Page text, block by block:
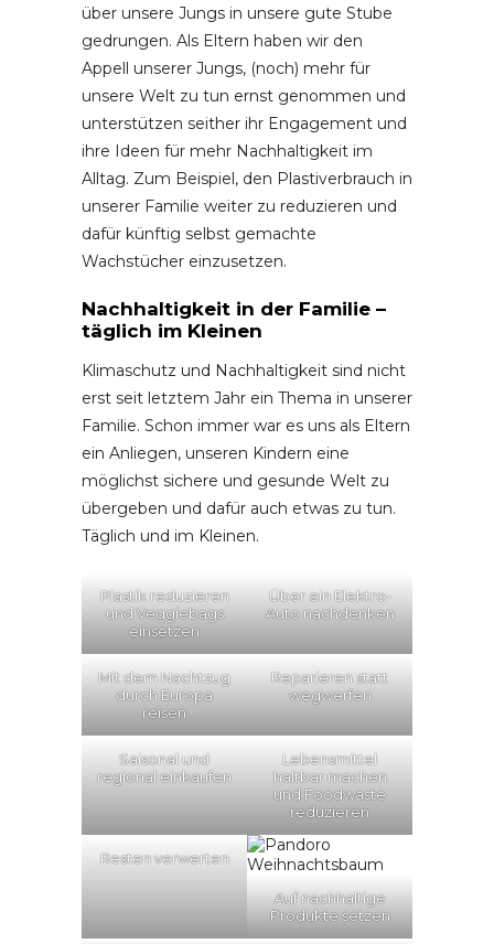
über unsere Jungs in unsere gute Stube
gedrungen. Als Eltern haben wir den
Appell unserer Jungs, (noch) mehr für
unsere Welt zu tun ernst genommen und
unterstützen seither ihr Engagement und
ihre Ideen für mehr Nachhaltigkeit im
Alltag. Zum Beispiel, den Plastiverbrauch in
unserer Familie weiter zu reduzieren und
dafür künftig selbst gemachte
Wachstücher einzusetzen.
Nachhaltigkeit in der Familie –
täglich im Kleinen
Klimaschutz und Nachhaltigkeit sind nicht
erst seit letztem Jahr ein Thema in unserer
Familie. Schon immer war es uns als Eltern
ein Anliegen, unseren Kindern eine
möglichst sichere und gesunde Welt zu
übergeben und dafür auch etwas zu tun.
Täglich und im Kleinen.
Plastik reduzieren
und Veggiebags
einsetzen
Über ein Elektro-
Auto nachdenken
Mit dem Nachtzug
durch Europa
reisen
Reparieren statt
wegwerfen
Saisonal und
regional einkaufen
Lebensmittel
haltbar machen
und Foodwaste
reduzieren
Resten verwerten
Auf nachhaltige
Produkte setzen